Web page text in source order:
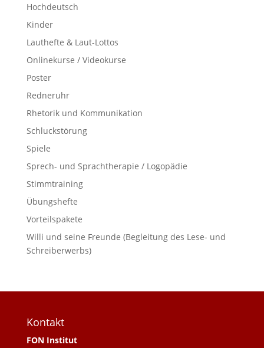
Hochdeutsch
Kinder
Lauthefte & Laut-Lottos
Onlinekurse / Videokurse
Poster
Redneruhr
Rhetorik und Kommunikation
Schluckstörung
Spiele
Sprech- und Sprachtherapie / Logopädie
Stimmtraining
Übungshefte
Vorteilspakete
Willi und seine Freunde (Begleitung des Lese- und
Schreiberwerbs)
Kontakt
FON Institut